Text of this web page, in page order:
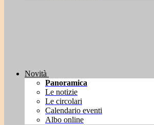
Novità
Panoramica
Le notizie
Le circolari
Calendario eventi
Albo online